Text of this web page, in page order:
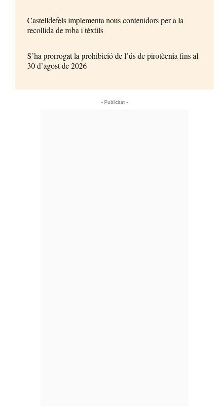
Castelldefels implementa nous contenidors per a la
recollida de roba i tèxtils
S’ha prorrogat la prohibició de l’ús de pirotècnia fins al
30 d’agost de 2026
- Publicitat -